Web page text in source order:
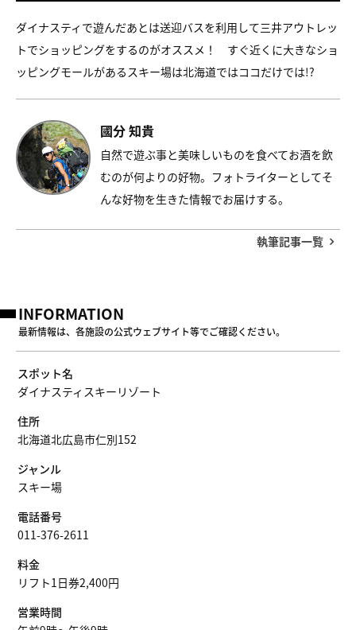
ダイナスティで遊んだあとは送迎バスを利用して三井アウトレッ
トでショッピングをするのがオススメ！ すぐ近くに大きなショ
ッピングモールがあるスキー場は北海道ではココだけでは!?
國分 知貴
自然で遊ぶ事と美味しいものを食べてお酒を飲
むのが何よりの好物。フォトライターとしてそ
んな好物を生きた情報でお届けする。
執筆記事一覧
INFORMATION
最新情報は、各施設の公式ウェブサイト等でご確認ください。
スポット名
ダイナスティスキーリゾート
住所
北海道北広島市仁別152
ジャンル
スキー場
電話番号
011-376-2611
料金
リフト1日券2,400円
営業時間